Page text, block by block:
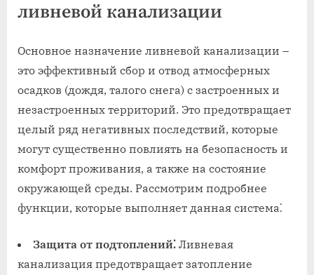
ливневой канализации
Основное назначение ливневой канализации –
это эффективный сбор и отвод атмосферных
осадков (дождя, талого снега) с застроенных и
незастроенных территорий. Это предотвращает
целый ряд негативных последствий, которые
могут существенно повлиять на безопасность и
комфорт проживания, а также на состояние
окружающей среды. Рассмотрим подробнее
функции, которые выполняет данная система⁚
Защита от подтоплений⁚ Ливневая
канализация предотвращает затопление